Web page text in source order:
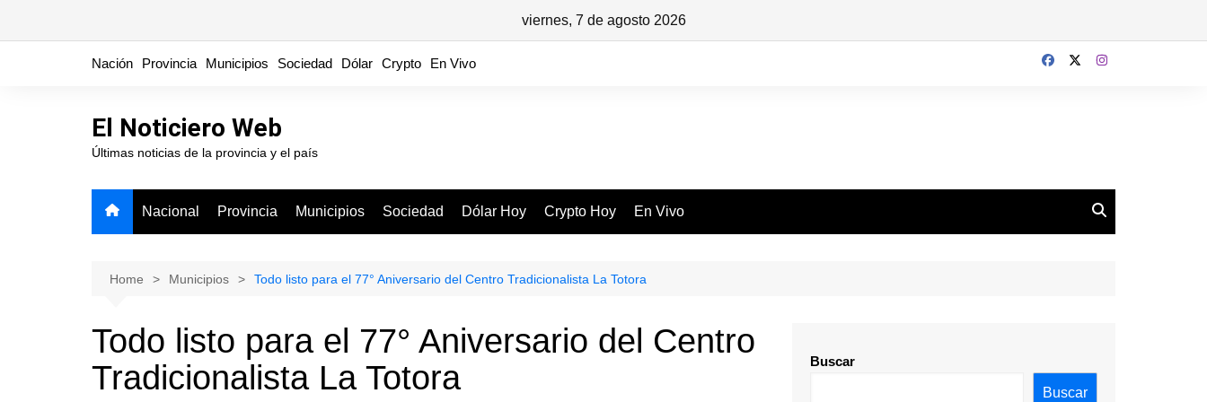
viernes, 7 de agosto 2026
Nación Provincia Municipios Sociedad Dólar Crypto En Vivo
El Noticiero Web
Últimas noticias de la provincia y el país
Nacional Provincia Municipios Sociedad Dólar Hoy Crypto Hoy En Vivo
Home Municipios Todo listo para el 77° Aniversario del Centro Tradicionalista La Totora
Todo listo para el 77° Aniversario del Centro
Tradicionalista La Totora
Buscar
Buscar